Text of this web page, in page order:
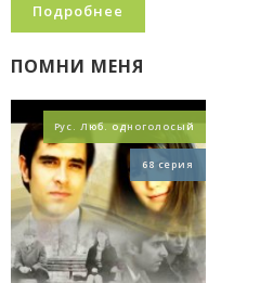
Подробнее
ПОМНИ МЕНЯ
Рус. Люб. одноголосый
68 серия